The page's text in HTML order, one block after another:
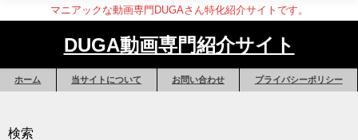
マニアックな動画専門DUGAさん特化紹介サイトです。
DUGA動画専門紹介サイト
ホーム 当サイトについて お問い合わせ プライバシーポリシー
検索